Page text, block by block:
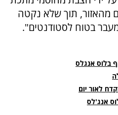
מהאזור, תוך שלא נקטה
בטוח לסטודנטים".
בלוס אנגלס
לאור יום
אנג'לס